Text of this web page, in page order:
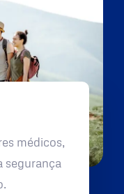
médicos,
segurança